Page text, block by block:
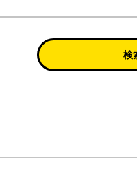
検